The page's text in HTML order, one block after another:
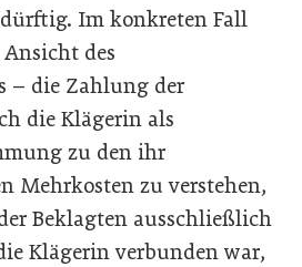
Im konkreten Fall
des
– die Zahlung der
die Klägerin als
zu den ihr
Mehrkosten zu verstehen,
Beklagten ausschließlich
Klägerin verbunden war,